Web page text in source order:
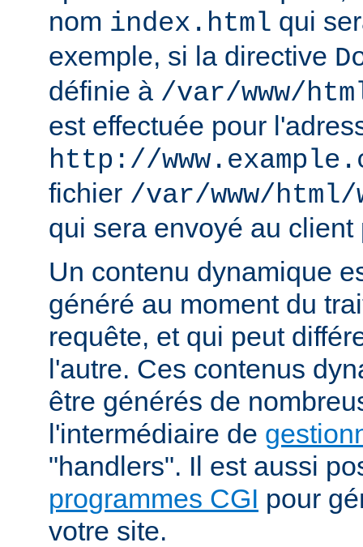
nom index.html qui
exemple, si la directive
définie à /var/www/
est effectuée pour
http://
fichier /var/www/
qui sera envoyé au client
Un contenu dynamique
généré au moment du
requête, et qui peut
l'autre. Ces contenus
être générés de
l'intermédiaire de
"handlers". Il est aussi
programmes CGI pour
votre site.